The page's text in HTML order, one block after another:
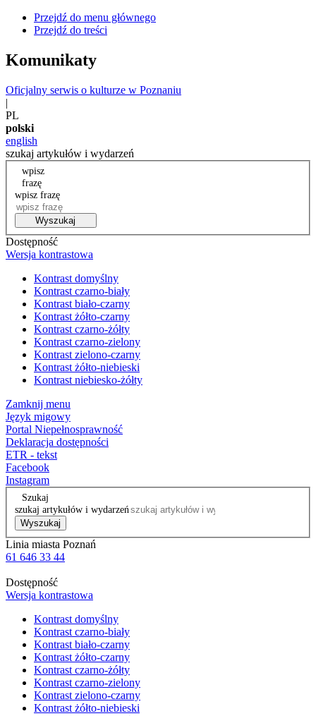
Przejdź do menu głównego
Przejdź do treści
Komunikaty
Oficjalny serwis o kulturze w Poznaniu
|
PL
polski
english
szukaj artykułów i wydarzeń
wpisz
frazę
wpisz frazę
Wyszukaj
Dostępność
Wersja kontrastowa
Kontrast domyślny
Kontrast czarno-biały
Kontrast biało-czarny
Kontrast żółto-czarny
Kontrast czarno-żółty
Kontrast czarno-zielony
Kontrast zielono-czarny
Kontrast żółto-niebieski
Kontrast niebiesko-żółty
Zamknij menu
Język migowy
Portal Niepełnosprawność
Deklaracja dostępności
ETR - tekst
Facebook
Instagram
Szukaj
szukaj artykułów i wydarzeń
Wyszukaj
Linia miasta Poznań
61 646 33 44
Dostępność
Wersja kontrastowa
Kontrast domyślny
Kontrast czarno-biały
Kontrast biało-czarny
Kontrast żółto-czarny
Kontrast czarno-żółty
Kontrast czarno-zielony
Kontrast zielono-czarny
Kontrast żółto-niebieski